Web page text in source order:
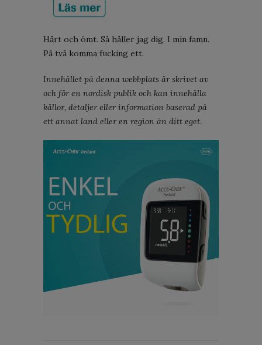
Hårt och ömt. Så håller jag dig. I min famn.
På två komma fucking ett.
Innehållet på denna webbplats är skrivet av
och för en nordisk publik och kan innehålla
källor, detaljer eller information baserad på
ett annat land eller en region än ditt eget.